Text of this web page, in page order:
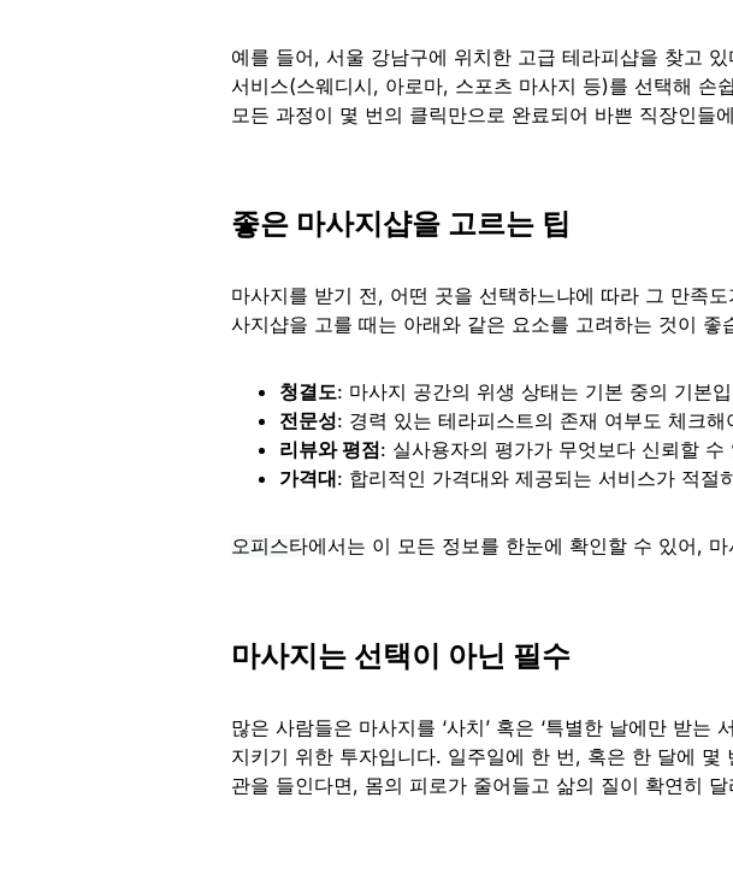
예를 들어, 서울 강남구에 위치한 고급 테라피샵을 찾고
서비스(스웨디시, 아로마, 스포츠 마사지 등)를 선택해 손
모든 과정이 몇 번의 클릭만으로 완료되어 바쁜 직장인들
좋은 마사지샵을 고르는 팁
마사지를 받기 전, 어떤 곳을 선택하느냐에 따라 그 만족
사지샵을 고를 때는 아래와 같은 요소를 고려하는 것이 좋
청결도: 마사지 공간의 위생 상태는 기본 중의 기본
전문성: 경력 있는 테라피스트의 존재 여부도 체크해
리뷰와 평점: 실사용자의 평가가 무엇보다 신뢰할 수
가격대: 합리적인 가격대와 제공되는 서비스가 적절
오피스타에서는 이 모든 정보를 한눈에 확인할 수 있어,
마사지는 선택이 아닌 필수
많은 사람들은 마사지를 ‘사치’ 혹은 ‘특별한 날에만 받는
지키기 위한 투자입니다. 일주일에 한 번, 혹은 한 달에 몇
관을 들인다면, 몸의 피로가 줄어들고 삶의 질이 확연히